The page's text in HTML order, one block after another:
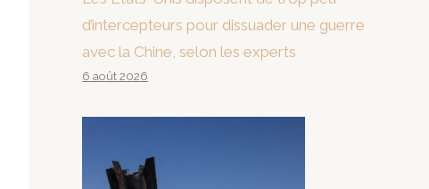
d’intercepteurs pour dissuader une guerre
avec la Chine, selon les experts
6 août 2026